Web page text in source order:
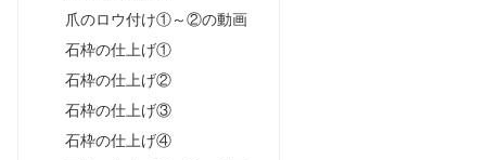
爪のロウ付け①～②の動画
石枠の仕上げ①
石枠の仕上げ②
石枠の仕上げ③
石枠の仕上げ④